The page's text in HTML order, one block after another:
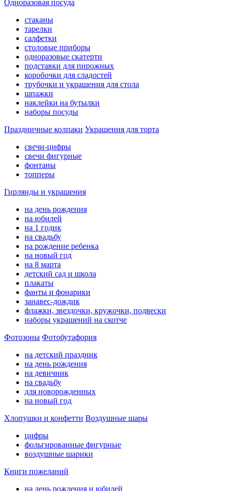
Одноразовая посуда
стаканы
тарелки
салфетки
столовые приборы
одноразовые скатерти
подставки для пирожных
коробочки для сладостей
трубочки и украшения для стола
шпажки
наклейки на бутылки
наборы посуды
Праздничные колпаки Украшения для торта
свечи-цифры
свечи фигурные
фонтаны
топперы
Гирлянды и украшения
на день рождения
на юбилей
на 1 годик
на свадьбу
на рождение ребенка
на новый год
на 8 марта
детский сад и школа
плакаты
фанты и фонарики
занавес-дождик
флажки, звездочки, кружочки, подвески
наборы украшений на скотче
Фотозоны Фотобутафория
на детский праздник
на день рождения
на девичник
на свадьбу
для новорожденных
на новый год
Хлопушки и конфетти Воздушные шары
цифры
фольгированные фигурные
воздушные шарики
Книги пожеланий
на день рождения и юбилей